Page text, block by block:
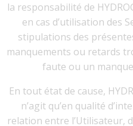
la responsabilité de
en cas d’utilisation des
stipulations des
manquements ou retards
faute ou un
En tout état de cause,
n’agit qu’en qualité
relation entre l’Utilisateur,